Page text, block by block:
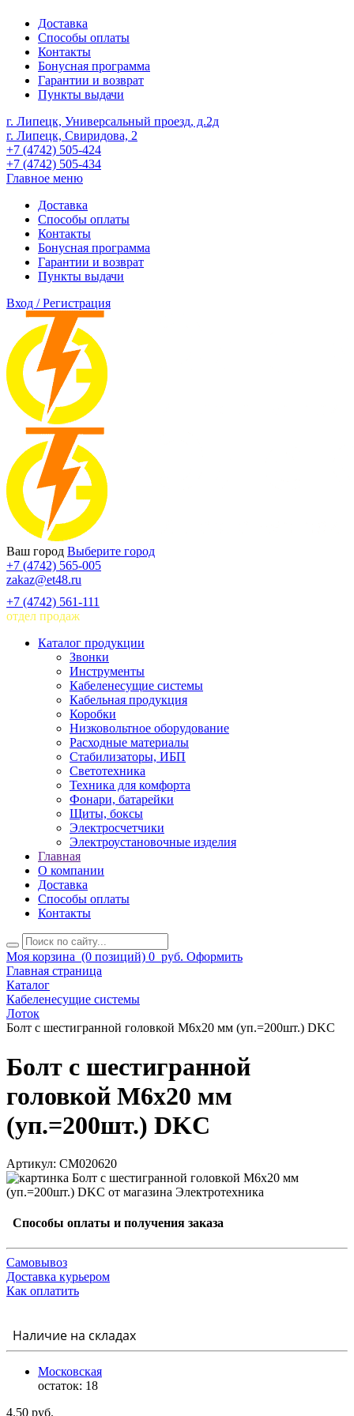
Доставка
Способы оплаты
Контакты
Бонусная программа
Гарантии и возврат
Пункты выдачи
г. Липецк, Универсальный проезд, д.2д
г. Липецк, Свиридова, 2
+7 (4742) 505-424
+7 (4742) 505-434
Главное меню
Доставка
Способы оплаты
Контакты
Бонусная программа
Гарантии и возврат
Пункты выдачи
Вход / Регистрация
Ваш город Выберите город
+7 (4742) 565-005
zakaz@et48.ru
+7 (4742) 561-111
отдел продаж
Каталог продукции
Звонки
Инструменты
Кабеленесущие системы
Кабельная продукция
Коробки
Низковольтное оборудование
Расходные материалы
Стабилизаторы, ИБП
Светотехника
Техника для комфорта
Фонари, батарейки
Щиты, боксы
Электросчетчики
Электроустановочные изделия
Главная
О компании
Доставка
Способы оплаты
Контакты
Моя корзина (0 позиций) 0 руб. Оформить
Главная страница
Каталог
Кабеленесущие системы
Лоток
Болт с шестигранной головкой М6х20 мм (уп.=200шт.) DKC
Болт с шестигранной
головкой М6х20 мм
(уп.=200шт.) DKC
Артикул: CM020620
Способы оплаты и получения заказа
Самовывоз
Доставка курьером
Как оплатить
Наличие на складах
Московская
остаток: 18
4.50 руб.